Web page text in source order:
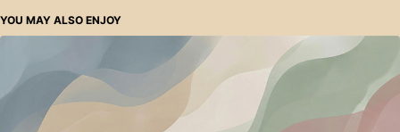
YOU MAY ALSO ENJOY